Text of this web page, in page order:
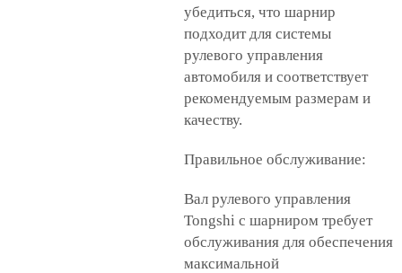
убедиться, что шарнир
подходит для системы
рулевого управления
автомобиля и соответствует
рекомендуемым размерам и
качеству.
Правильное обслуживание:
Вал рулевого управления
Tongshi с шарниром требует
обслуживания для обеспечения
максимальной